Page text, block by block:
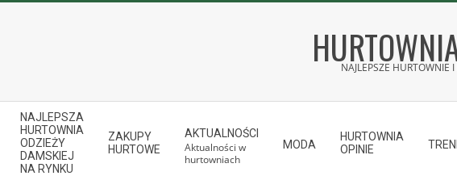
NAJLEPSZE HURTOWNIE
Secondary
Navigation
Menu
NAJLEPSZA
HURTOWNIA
ODZIEŻY
DAMSKIEJ
NA RYNKU
ZAKUPY
HURTOWE
AKTUALNOŚCI
Aktualności w
hurtowniach
MODA
HURTOWNIA
OPINIE